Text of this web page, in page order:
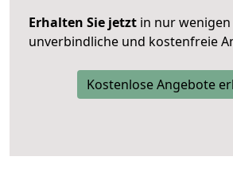
Erhalten Sie jetzt in nur
unverbindliche und kostenfreie
Kostenlose Angebote